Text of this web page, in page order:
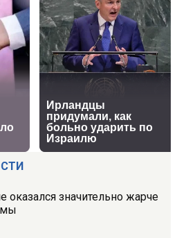
оказался значительно жарче